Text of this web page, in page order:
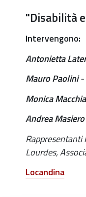
Comunale
Straordinario
2022-
11-
2022-
11-
occasione
della
Giornata
internazionale
"Disabilità
Intervengono:
Antonietta
Mauro Paolini-
Monica
Andrea Masiero
Rappresentanti
Lourdes,
Locandina